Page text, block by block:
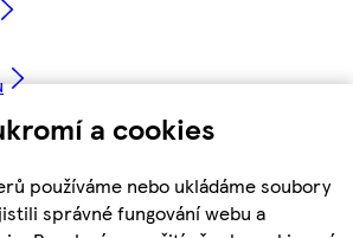
a cookies
používáme nebo ukládáme soubory
správné fungování webu a